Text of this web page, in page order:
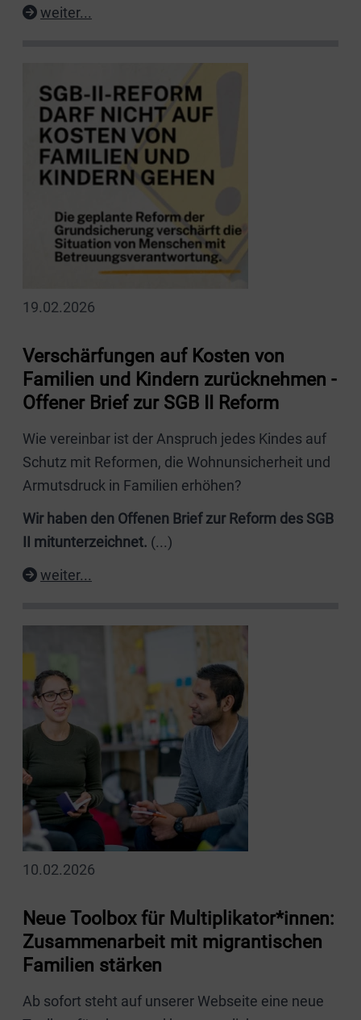
weiter...
19.02.2026
Verschärfungen auf Kosten von
Familien und Kindern zurücknehmen -
Offener Brief zur SGB II Reform
Wie vereinbar ist der Anspruch jedes Kindes auf
Schutz mit Reformen, die Wohnunsicherheit und
Armutsdruck in Familien erhöhen?
Wir haben den Offenen Brief zur Reform des SGB
II mitunterzeichnet. (...)
weiter...
10.02.2026
Neue Toolbox für Multiplikator*innen:
Zusammenarbeit mit migrantischen
Familien stärken
Ab sofort steht auf unserer Webseite eine neue